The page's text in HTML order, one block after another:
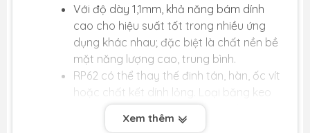
Với độ dày 1,1mm, khả năng bám dính
cao cho hiệu suất tốt trong nhiều ứng
dụng khác nhau; đặc biệt là chất nền bề
mặt năng lượng cao, trung bình.
RP62 có thể thay thế đinh tán, hàn, ốc vít
hoặc chất kết dính lỏng. Loại băng keo
này có khả năng hấp thụ rung chấn cao
làm giảm độ rung chấn lên vật thể.
Xem thêm